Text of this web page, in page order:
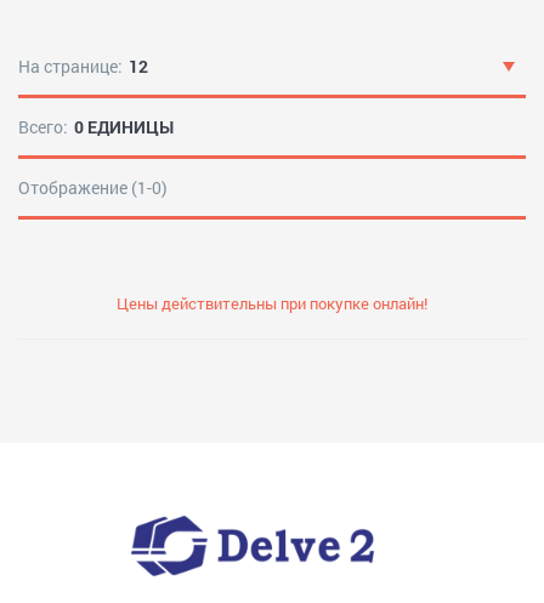
На странице: 12
Всего: 0 ЕДИНИЦЫ
Отображение (1-0)
Цены действительны при покупке онлайн!